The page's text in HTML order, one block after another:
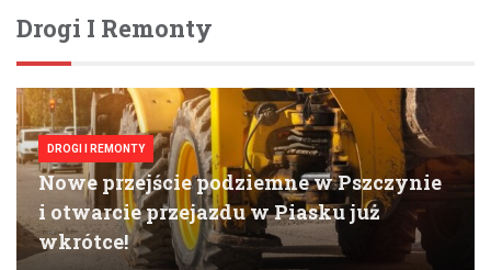
Drogi I Remonty
DROGI I REMONTY
Nowe przejście podziemne w Pszczynie
i otwarcie przejazdu w Piasku już
wkrótce!